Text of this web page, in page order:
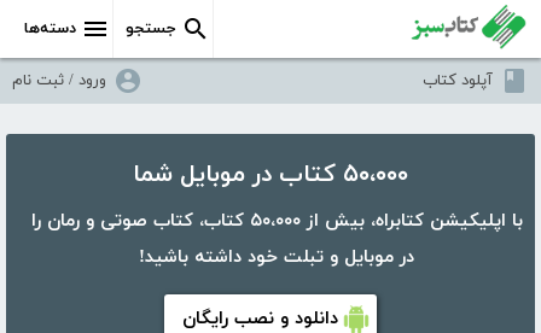
دسته‌ها جستجو
آپلود کتاب ورود / ثبت نام
۵۰،۰۰۰ کتاب در موبایل شما
با اپلیکیشن کتابراه، بیش از ۵۰،۰۰۰ کتاب، کتاب صوتی و رمان را
در موبایل و تبلت خود داشته باشید!
دانلود و نصب رایگان